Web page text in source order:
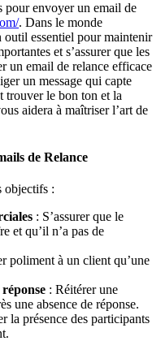
pour envoyer un email de
. Dans le monde
outil essentiel pour maintenir
et s’assurer que les
un email de relance efficace
un message qui capte
trouver le bon ton et la
aidera à maîtriser l’art de
de Relance
objectifs :
: S’assurer que le
et qu’il n’a pas de
poliment à un client qu’une
: Réitérer une
une absence de réponse.
la présence des participants